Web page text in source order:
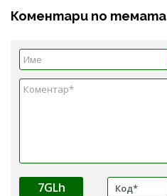
Коментари по темата
7GLh